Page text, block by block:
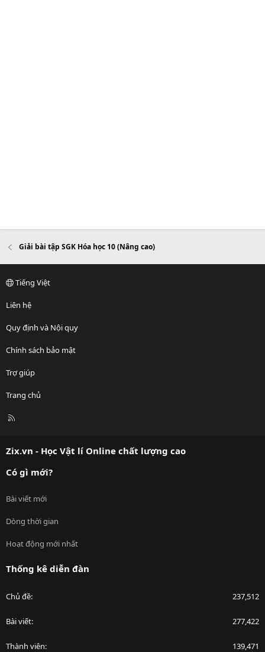
Giải bài tập SGK Hóa học 10 (Nâng cao)
Tiếng Việt
Liên hệ
Quy định và Nội quy
Chính sách bảo mật
Trợ giúp
Trang chủ
R
Zix.vn - Học Vật lí Online chất lượng cao
Có gì mới?
Bài viết mới
Dòng thời gian
Hoạt động mới nhất
Thống kê diễn đàn
Chủ đề 237,512
Bài viết 277,422
Thành viên 139,471